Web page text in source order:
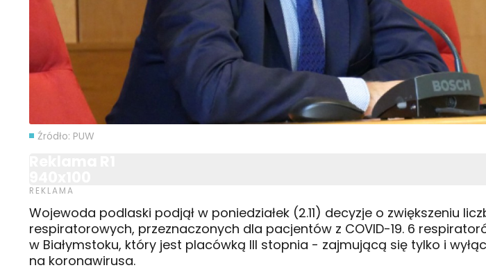
Źródło: PUW
Wojewoda podlaski podjął w poniedziałek (2.11) decyzje o zwiększeniu
respiratorowych, przeznaczonych dla pacjentów z COVID-19. 6
w Białymstoku, który jest placówką III stopnia - zajmującą się tylko i
na koronawirusa.